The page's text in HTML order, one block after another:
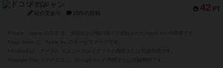
42 PT
ドコジャン
紹介文あり 10件の投稿